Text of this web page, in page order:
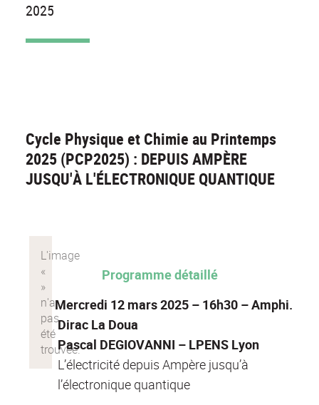
2025
Cycle Physique et Chimie au Printemps
2025 (PCP2025) : DEPUIS AMPÈRE
JUSQU'À L'ÉLECTRONIQUE QUANTIQUE
Programme détaillé
Mercredi 12 mars 2025 – 16h30 – Amphi.
Dirac La Doua
Pascal DEGIOVANNI – LPENS Lyon
L’électricité depuis Ampère jusqu’à
l’électronique quantique